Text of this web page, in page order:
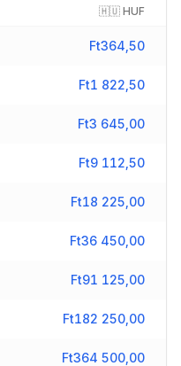
🇭🇺 HUF
Ft364,50
Ft1 822,50
Ft3 645,00
Ft9 112,50
Ft18 225,00
Ft36 450,00
Ft91 125,00
Ft182 250,00
Ft364 500,00